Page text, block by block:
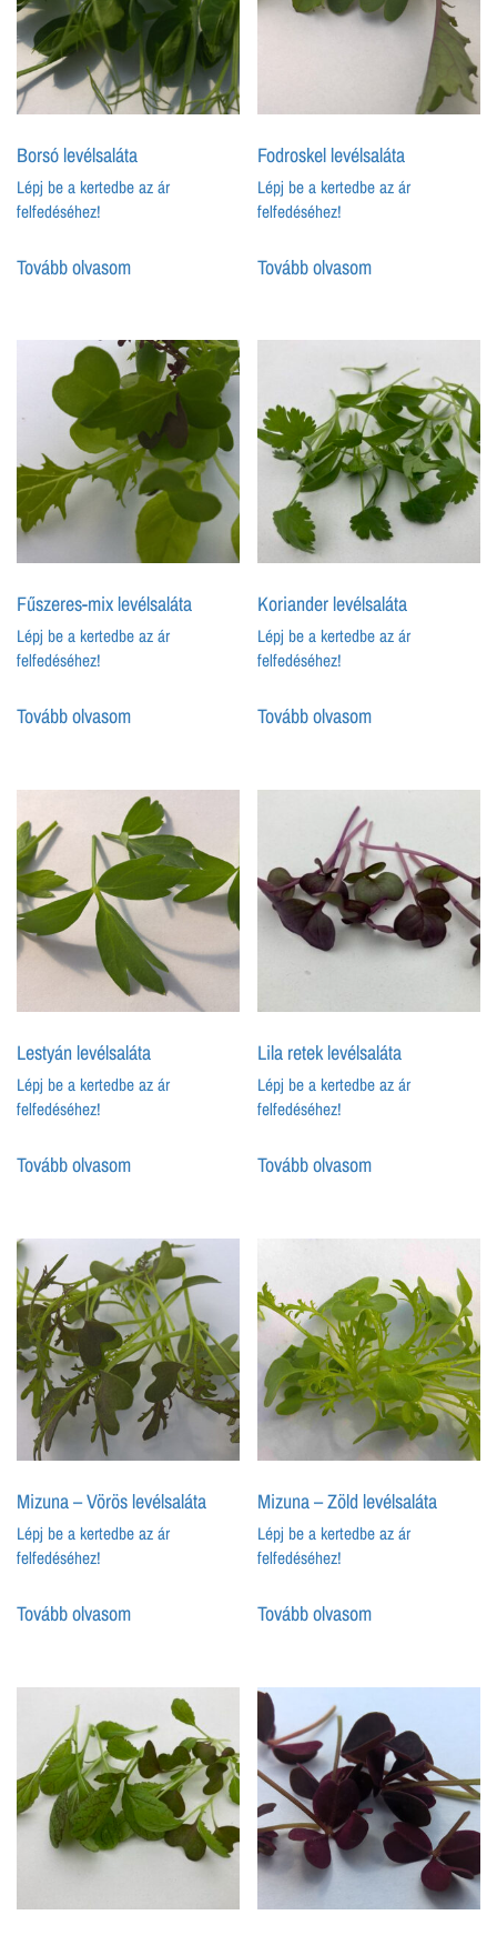
Borsó levélsaláta
Lépj be a kertedbe az ár
felfedéséhez!
Tovább olvasom
Fodroskel levélsaláta
Lépj be a kertedbe az ár
felfedéséhez!
Tovább olvasom
Fűszeres-mix levélsaláta
Lépj be a kertedbe az ár
felfedéséhez!
Tovább olvasom
Koriander levélsaláta
Lépj be a kertedbe az ár
felfedéséhez!
Tovább olvasom
Lestyán levélsaláta
Lépj be a kertedbe az ár
felfedéséhez!
Tovább olvasom
Lila retek levélsaláta
Lépj be a kertedbe az ár
felfedéséhez!
Tovább olvasom
Mizuna – Vörös levélsaláta
Lépj be a kertedbe az ár
felfedéséhez!
Tovább olvasom
Mizuna – Zöld levélsaláta
Lépj be a kertedbe az ár
felfedéséhez!
Tovább olvasom